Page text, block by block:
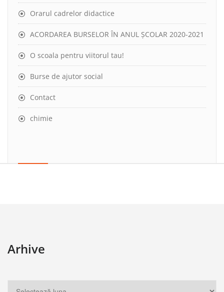
Orarul cadrelor didactice
ACORDAREA BURSELOR ÎN ANUL ȘCOLAR 2020-2021
O scoala pentru viitorul tau!
Burse de ajutor social
Contact
chimie
Arhive